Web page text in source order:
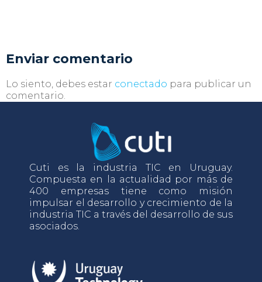
Enviar comentario
Lo siento, debes estar conectado para publicar un
comentario.
Cuti es la industria TIC en Uruguay.
Compuesta en la actualidad por más de
400 empresas tiene como misión
impulsar el desarrollo y crecimiento de la
industria TIC a través del desarrollo de sus
asociados.